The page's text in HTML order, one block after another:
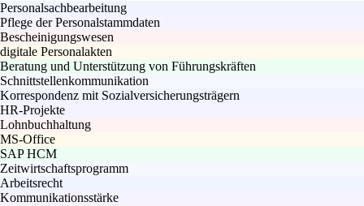
Personalsachbearbeitung
Pflege der Personalstammdaten
Bescheinigungswesen
digitale Personalakten
Beratung und Unterstützung von Führungskräften
Schnittstellenkommunikation
Korrespondenz mit Sozialversicherungsträgern
HR-Projekte
Lohnbuchhaltung
MS-Office
SAP HCM
Zeitwirtschaftsprogramm
Arbeitsrecht
Kommunikationsstärke